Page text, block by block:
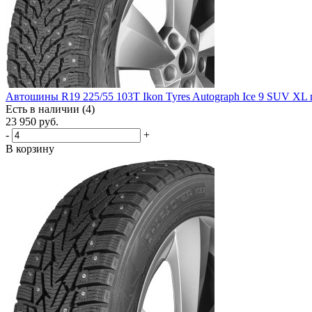
Автошины R19 225/55 103T Ikon Tyres Autograph Ice 9 SUV
Есть в наличии (4)
23 950 руб.
-
+
В корзину